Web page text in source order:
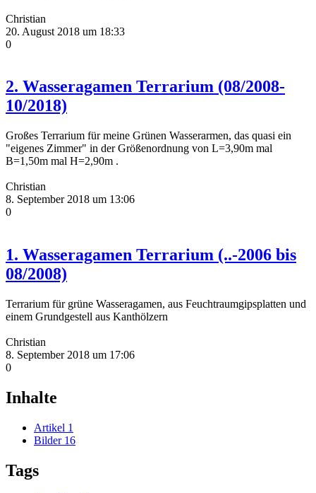
Christian
20. August 2018 um 18:33
0
2. Wasseragamen Terrarium (08/2008-
10/2018)
Großes Terrarium für meine Grünen Wasserarmen, das quasi ein
"eigenes Zimmer" in der Größenordnung von L=3,90m mal
B=1,50m mal H=2,90m .
Christian
8. September 2018 um 13:06
0
1. Wasseragamen Terrarium (..-2006 bis
08/2008)
Terrarium für grüne Wasseragamen, aus Feuchtraumgipsplatten und
einem Grundgestell aus Kanthölzern
Christian
8. September 2018 um 17:06
0
Inhalte
Artikel 1
Bilder 16
Tags